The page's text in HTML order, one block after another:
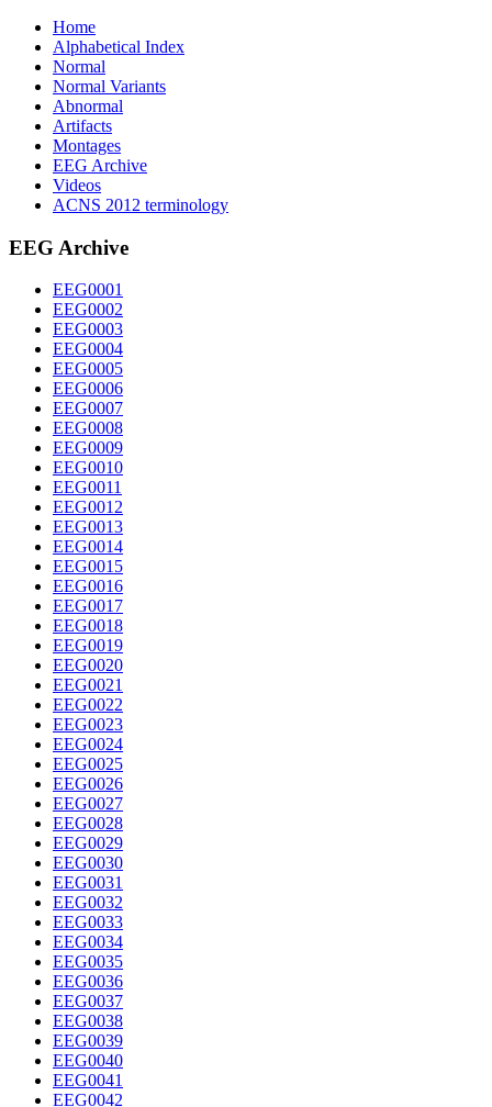
Home
Alphabetical Index
Normal
Normal Variants
Abnormal
Artifacts
Montages
EEG Archive
Videos
ACNS 2012 terminology
EEG Archive
EEG0001
EEG0002
EEG0003
EEG0004
EEG0005
EEG0006
EEG0007
EEG0008
EEG0009
EEG0010
EEG0011
EEG0012
EEG0013
EEG0014
EEG0015
EEG0016
EEG0017
EEG0018
EEG0019
EEG0020
EEG0021
EEG0022
EEG0023
EEG0024
EEG0025
EEG0026
EEG0027
EEG0028
EEG0029
EEG0030
EEG0031
EEG0032
EEG0033
EEG0034
EEG0035
EEG0036
EEG0037
EEG0038
EEG0039
EEG0040
EEG0041
EEG0042